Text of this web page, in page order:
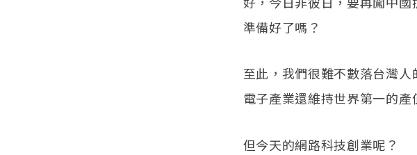
準備好了嗎？
至此，我們很難不數落台灣
電子產業還維持世界第一的
但今天的網路科技創業呢？